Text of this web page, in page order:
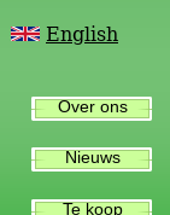
English
Over ons
Nieuws
Te koop